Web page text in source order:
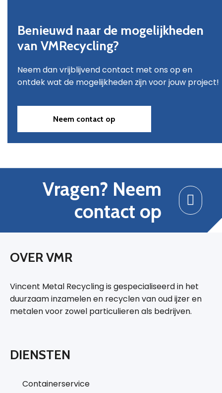
Benieuwd naar de mogelijkheden
van VMRecycling?
Neem dan vrijblijvend contact met ons op en
ontdek wat de mogelijkheden zijn voor jouw project!
Neem contact op
Vragen? Neem
contact op
OVER VMR
Vincent Metal Recycling is gespecialiseerd in het
duurzaam inzamelen en recyclen van oud ijzer en
metalen voor zowel particulieren als bedrijven.
DIENSTEN
Containerservice